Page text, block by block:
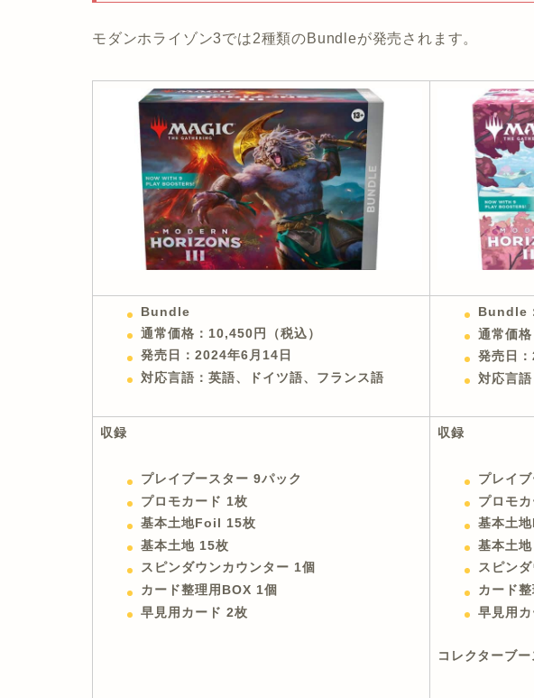
モダンホライゾン3では2種類のBundleが発売されます。
Bundle
通常価格：10,450円（税込）
発売日：2024年6月14日
対応言語：英語、ドイツ語、フランス語
Bundle
通常価
発売日
対応言
収録
プレイブースター 9パック
プロモカード 1枚
基本土地Foil 15枚
基本土地 15枚
スピンダウンカウンター 1個
カード整理用BOX 1個
早見用カード 2枚
収録
プレイ
プロモ
基本土
基本土
スピン
カード
早見用
コレクターブ